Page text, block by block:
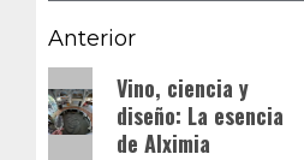
Navegación
de
entradas
Anterior
Entrada
anterior:
Vino, ciencia y
diseño: La esencia
de Alximia